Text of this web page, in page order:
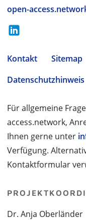
open-
Kontakt Sitemap
Datenschutzhinweis
Für allgemeine
access.network,
Ihnen gerne unter
Verfügung.
Kontaktformular
Dr. Anja Oberländer